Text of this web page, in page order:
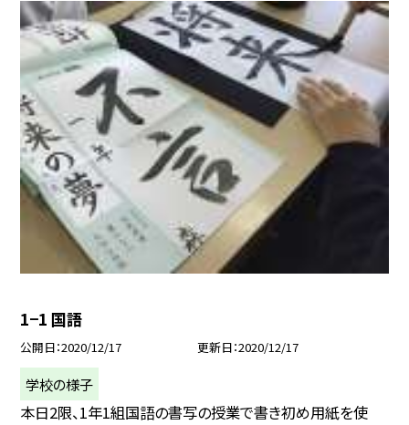
1−1 国語
公開日 2020/12/17 更新日 2020/12/17
学校の様子
本日2限、1年1組国語の書写の授業で書き初め用紙を使